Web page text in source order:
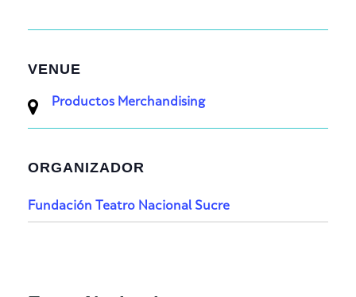
VENUE
Productos Merchandising
ORGANIZADOR
Fundación Teatro Nacional Sucre